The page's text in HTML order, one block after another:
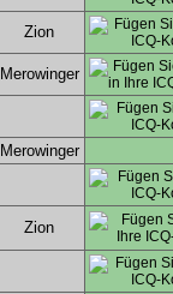
Zion
Merowinger
Merowinger
Zion